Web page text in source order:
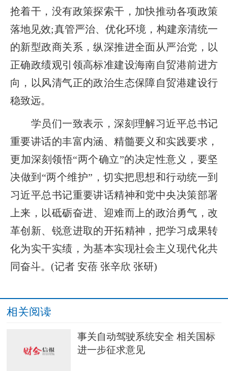
抢着干，没有政策探索干，加快推动各项政策
落地见效;真管严治、优化环境，构建亲清统一
的新型政商关系，纵深推进全面从严治党，以
正确政绩观引领高标准建设海南自贸港前进方
向，以风清气正的政治生态保障自贸港建设行
稳致远。
学员们一致表示，深刻理解习近平总书记
重要讲话的丰富内涵、精髓要义和实践要求，
更加深刻领悟“两个确立”的决定性意义，要坚
决做到“两个维护”，切实把思想和行动统一到
习近平总书记重要讲话精神和党中央决策部署
上来，以砥砺奋进、迎难而上的政治勇气，改
革创新、锐意进取的开拓精神，把学习成果转
化为实干实绩，为基本实现社会主义现代化共
同奋斗。(记者 安蓓 张辛欣 张研)
相关阅读
事关自动驾驶系统安全 相关国标
进一步征求意见